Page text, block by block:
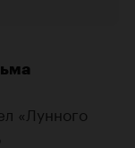
«Лунного